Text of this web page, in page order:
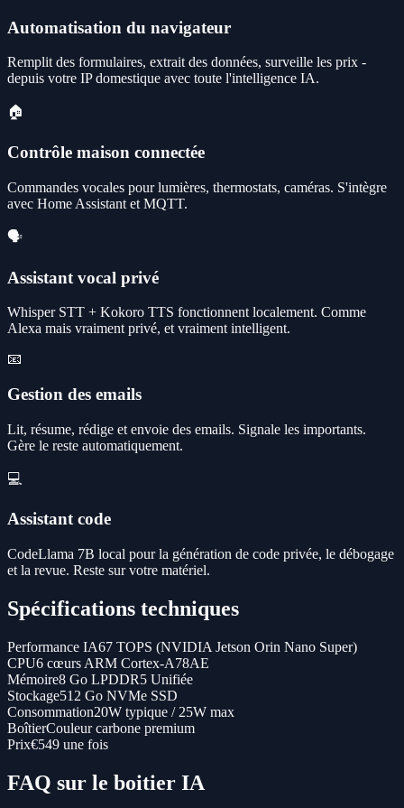
Automatisation du navigateur
Remplit des formulaires, extrait des données, surveille les prix -
depuis votre IP domestique avec toute l'intelligence IA.
🏠
Contrôle maison connectée
Commandes vocales pour lumières, thermostats, caméras. S'intègre
avec Home Assistant et MQTT.
🗣️
Assistant vocal privé
Whisper STT + Kokoro TTS fonctionnent localement. Comme
Alexa mais vraiment privé, et vraiment intelligent.
📧
Gestion des emails
Lit, résume, rédige et envoie des emails. Signale les importants.
Gère le reste automatiquement.
💻
Assistant code
CodeLlama 7B local pour la génération de code privée, le débogage
et la revue. Reste sur votre matériel.
Spécifications techniques
Performance IA67 TOPS (NVIDIA Jetson Orin Nano Super)
CPU6 cœurs ARM Cortex-A78AE
Mémoire8 Go LPDDR5 Unifiée
Stockage512 Go NVMe SSD
Consommation20W typique / 25W max
BoîtierCouleur carbone premium
Prix€549 une fois
FAQ sur le boitier IA